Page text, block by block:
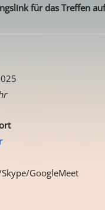
für das Treffen
GoogleMeet